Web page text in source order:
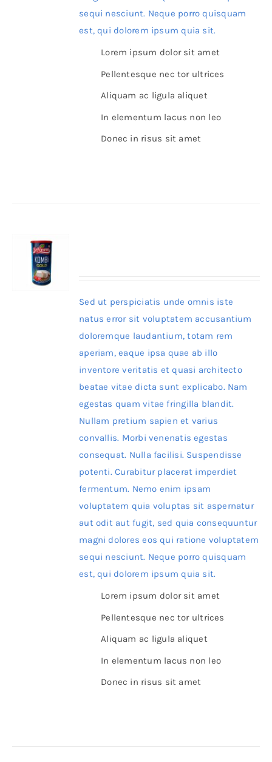
sequi nesciunt. Neque porro quisquam
est, qui dolorem ipsum quia sit.
Lorem ipsum dolor sit amet
Pellentesque nec tor ultrices
Aliquam ac ligula aliquet
In elementum lacus non leo
Donec in risus sit amet
Sed ut perspiciatis unde omnis iste
natus error sit voluptatem accusantium
doloremque laudantium, totam rem
aperiam, eaque ipsa quae ab illo
inventore veritatis et quasi architecto
beatae vitae dicta sunt explicabo. Nam
egestas quam vitae fringilla blandit.
Nullam pretium sapien et varius
convallis. Morbi venenatis egestas
consequat. Nulla facilisi. Suspendisse
potenti. Curabitur placerat imperdiet
fermentum. Nemo enim ipsam
voluptatem quia voluptas sit aspernatur
aut odit aut fugit, sed quia consequuntur
magni dolores eos qui ratione voluptatem
sequi nesciunt. Neque porro quisquam
est, qui dolorem ipsum quia sit.
Lorem ipsum dolor sit amet
Pellentesque nec tor ultrices
Aliquam ac ligula aliquet
In elementum lacus non leo
Donec in risus sit amet